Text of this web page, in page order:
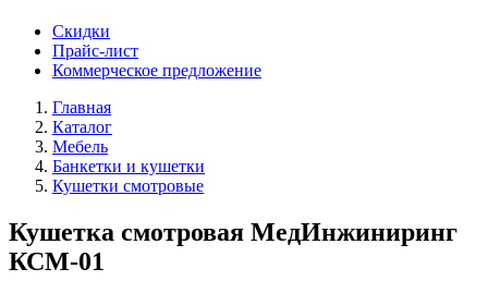
Скидки
Прайс-лист
Коммерческое предложение
Главная
Каталог
Мебель
Банкетки и кушетки
Кушетки смотровые
Кушетка смотровая МедИнжиниринг
КСМ-01